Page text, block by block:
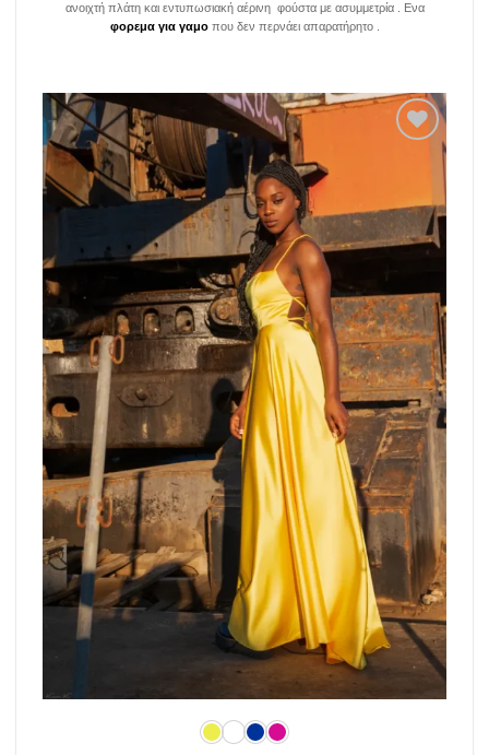
ανοιχτή πλάτη και εντυπωσιακή αέρινη φούστα με ασυμμετρία . Ενα
φορεμα για γαμοπου δεν περνάει απαρατήρητο .